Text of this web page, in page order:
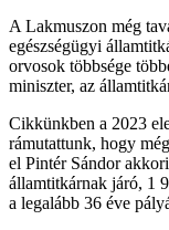
A Lakmuszon még
egészségügyi
orvosok többsége
miniszter, az
Cikkünkben a 2023
rámutattunk, hogy
el Pintér Sándor
államtitkárnak járó, 1
a legalább 36 éve